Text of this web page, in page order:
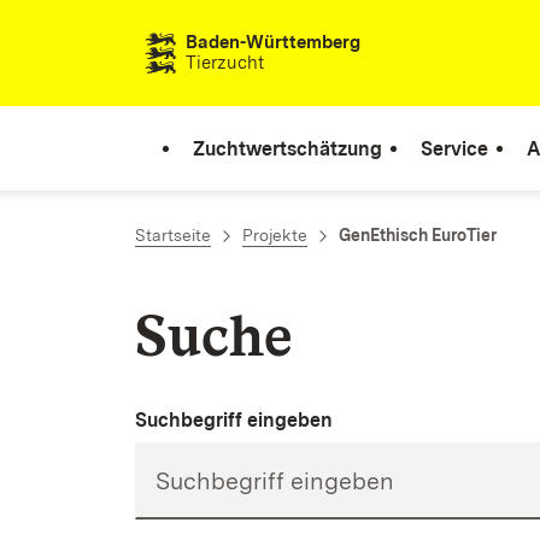
Zum Inhalt springenBaden-Württemberg
Tierzucht
Zuchtwertschätzung Service
Startseite Projekte GenEthisch EuroTier
Suche
Suchbegriff eingeben